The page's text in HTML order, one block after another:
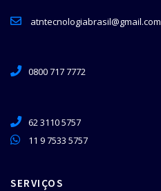
atntecnologiabrasil@gmail.com
0800 717 7772
62 3110 5757
11 9 7533 5757
SERVIÇOS